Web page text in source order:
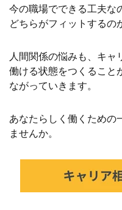
今の職場でできる工夫な
どちらがフィットするの
人間関係の悩みも、キャ
働ける状態をつくること
ながっていきます。
あなたらしく働くための
ませんか。